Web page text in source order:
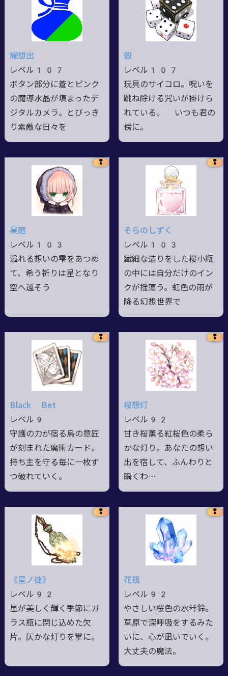
耀想出
レベル107
ボタン部分に蒼とピンク
の魔導水晶が填まったデ
ジタルカメラ。とびっき
り素敵な日々を
骰
レベル107
玩具のサイコロ。呪いを
跳ね除ける咒いが掛けら
れている。 いつも君の
傍に。
❢
昊廻
レベル103
溢れる想いの雫をあつめ
て、希う祈りは星となり
空へ還そう
❢
そらのしずく
レベル103
繊細な造りをした桜小瓶
の中には自分だけのイン
クが揺蕩う。虹色の雨が
降る幻想世界で
❢
Black Bet
レベル9
守護の力が宿る烏の意匠
が刻まれた魔術カード。
持ち主を守る毎に一枚ず
つ破れていく。
❢
桜想灯
レベル92
甘き桜薫る紅桜色の柔ら
かな灯り。あなたの想い
出を宿して、ふんわりと
瞬くわ…
❢
《星ノ徒》
レベル92
星が美しく輝く季節にガ
ラス瓶に閉じ込めた欠
片。仄かな灯りを掌に。
❢
花筏
レベル92
やさしい桜色の水琴鈴。
草原で深呼吸をするみた
いに、心が凪いでいく。
大丈夫の魔法。